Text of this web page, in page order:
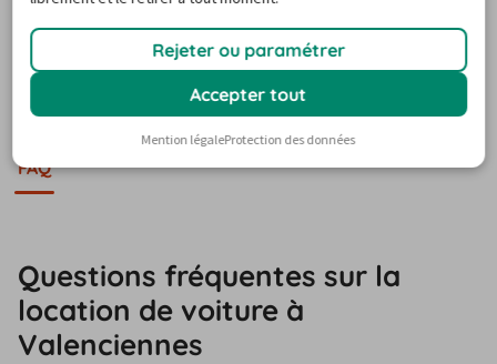
coron des 120, qui s'étend entre Valenciennes et Anzin,
constitue un excellent exemple de l'architecture de
l'époque et d'un modèle économique aujourd'hui
FAQ
Questions fréquentes sur la
location de voiture à
Valenciennes
Rejeter ou paramétrer
Accepter tout
Mention légaleProtection des données